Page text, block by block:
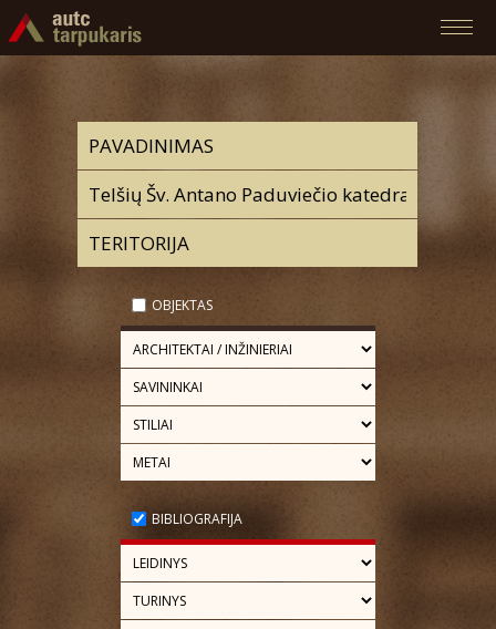
OBJEKTAS
BIBLIOGRAFIJA